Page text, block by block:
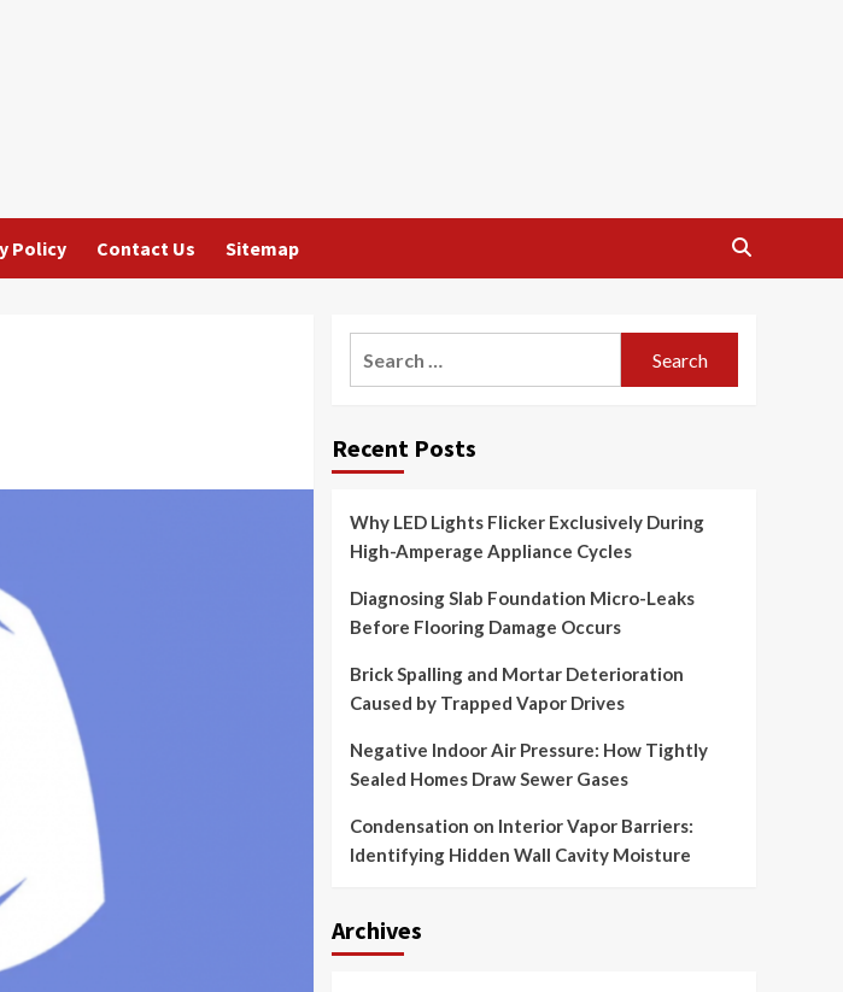
Policy Contact Us Sitemap
Recent Posts
Why LED Lights Flicker Exclusively During
High-Amperage Appliance Cycles
Diagnosing Slab Foundation Micro-Leaks
Before Flooring Damage Occurs
Brick Spalling and Mortar Deterioration
Caused by Trapped Vapor Drives
Negative Indoor Air Pressure: How Tightly
Sealed Homes Draw Sewer Gases
Condensation on Interior Vapor Barriers:
Identifying Hidden Wall Cavity Moisture
Archives